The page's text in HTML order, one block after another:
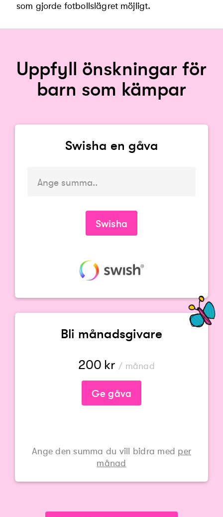
som gjorde fotbollslägret möjligt.
Uppfyll önskningar för
barn som kämpar
Swisha en gåva
Swisha
Bli månadsgivare
200 kr / månad
Ge gåva
Ange den summa du vill bidra med per
månad